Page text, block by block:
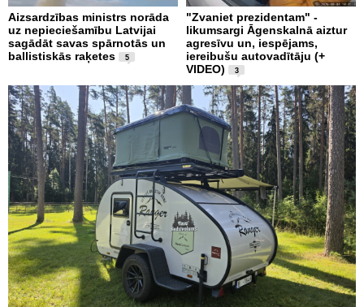
Aizsardzības ministrs norāda
uz nepieciešamību Latvijai
sagādāt savas spārnotās un
ballistiskās raķetes
5
"Zvaniet prezidentam" -
likumsargi Āgenskalnā aiztur
agresīvu un, iespējams,
iereibušu autovadītāju (+
VIDEO)
3